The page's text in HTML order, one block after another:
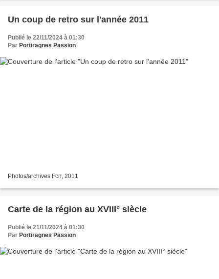
Un coup de retro sur l'année 2011
Publié le 22/11/2024 à 01:30
Par Portiragnes Passion
Photos/archives Fcn, 2011
Carte de la région au XVIII° siècle
Publié le 21/11/2024 à 01:30
Par Portiragnes Passion